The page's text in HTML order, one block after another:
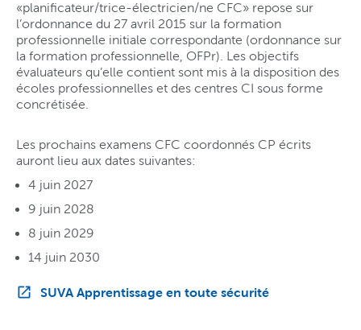
«planificateur/trice-électricien/ne CFC» repose sur
l’ordonnance du 27 avril 2015 sur la formation
professionnelle initiale correspondante (ordonnance sur
la formation professionnelle, OFPr). Les objectifs
évaluateurs qu’elle contient sont mis à la disposition des
écoles professionnelles et des centres CI sous forme
concrétisée.
Les prochains examens CFC coordonnés CP écrits
auront lieu aux dates suivantes:
4 juin 2027
9 juin 2028
8 juin 2029
14 juin 2030
SUVA Apprentissage en toute sécurité